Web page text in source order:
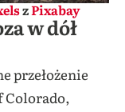
zPixabay
w dół
przełożenie
Colorado,